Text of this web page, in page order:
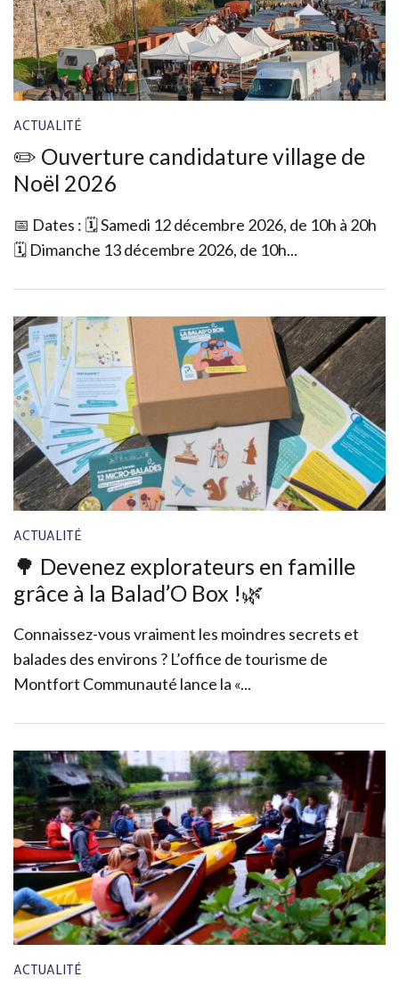
ACTUALITÉ
✏️ Ouverture candidature village de
Noël 2026
📅 Dates : 🗓️ Samedi 12 décembre 2026, de 10h à 20h
🗓️ Dimanche 13 décembre 2026, de 10h...
ACTUALITÉ
🌳 Devenez explorateurs en famille
grâce à la Balad’O Box !🌿
Connaissez-vous vraiment les moindres secrets et
balades des environs ? L’office de tourisme de
Montfort Communauté lance la «...
ACTUALITÉ